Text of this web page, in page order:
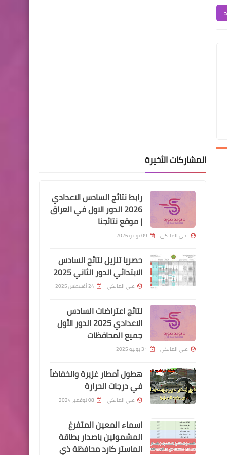
قطع الاراضي
عاجل اسماء المشمولين بقطع
الاراضي للفئات الرعاية
الاجتماعية وذوي الاعاقة
والموظفين والمواطنين
اخبارالطقس
حالة ‏جوية ‏جديدة ‏قادمة ‏للعراق
‏تسبب ‏امطار ‏توقعات ‏حالة
‏الطقس ‏للمستقبل
اخبار العامة
قنوات ‏Sport Klub ‎فازت بحقوق
الآسيوي لكرة القدم لمدة ٤
مواسم للفترة ٢٠٢١-٢٠٢٤.
المشاركات الأخيرة
رابط نتائج السادس الاعدادي
2026 الدور الاول في العراق
| موقع نتائجنا
علي المالكي 09 يوليو 2026
حصريا تنزيل نتائج السادس
الابتدائي الدور الثاني 2025
علي المالكي 24 أغسطس 2025
نتائج اعتراضات السادس
الاعدادي 2025 الدور الأول
جميع المحافظات
علي المالكي 31 يوليو 2025
هطول أمطار غزيرة وانخفاضاً
في درجات الحرارة
علي المالكي 08 نوفمبر 2024
اسماء المعين المتفرغ
المشمولين باصدار بطاقة
الماستر كارد محافظة ذي